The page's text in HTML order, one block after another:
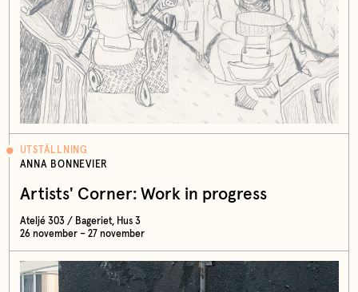
UTSTÄLLNING
ANNA BONNEVIER
Artists' Corner: Work in progress
Ateljé 303 / Bageriet, Hus 3
26 november – 27 november